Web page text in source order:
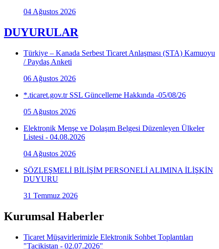
04 Ağustos 2026
DUYURULAR
Türkiye – Kanada Serbest Ticaret Anlaşması (STA) Kamuoyu
/ Paydaş Anketi
06 Ağustos 2026
*.ticaret.gov.tr SSL Güncelleme Hakkında -05/08/26
05 Ağustos 2026
Elektronik Menşe ve Dolaşım Belgesi Düzenleyen Ülkeler
Listesi - 04.08.2026
04 Ağustos 2026
SÖZLEŞMELİ BİLİŞİM PERSONELİ ALIMINA İLİŞKİN
DUYURU
31 Temmuz 2026
Kurumsal Haberler
Ticaret Müşavirlerimizle Elektronik Sohbet Toplantıları
"Tacikistan - 02.07.2026"